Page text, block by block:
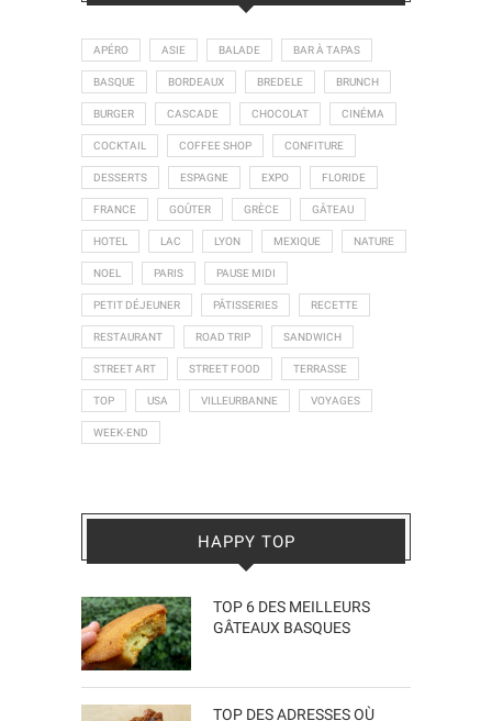
APÉRO ASIE BALADE BAR À TAPAS
BASQUE BORDEAUX BREDELE BRUNCH
BURGER CASCADE CHOCOLAT CINÉMA
COCKTAIL COFFEE SHOP CONFITURE
DESSERTS ESPAGNE EXPO FLORIDE
FRANCE GOÛTER GRÈCE GÂTEAU
HOTEL LAC LYON MEXIQUE NATURE
NOEL PARIS PAUSE MIDI
PETIT DÉJEUNER PÂTISSERIES RECETTE
RESTAURANT ROAD TRIP SANDWICH
STREET ART STREET FOOD TERRASSE
TOP USA VILLEURBANNE VOYAGES
WEEK-END
HAPPY TOP
TOP 6 DES MEILLEURS
GÂTEAUX BASQUES
TOP DES ADRESSES OÙ